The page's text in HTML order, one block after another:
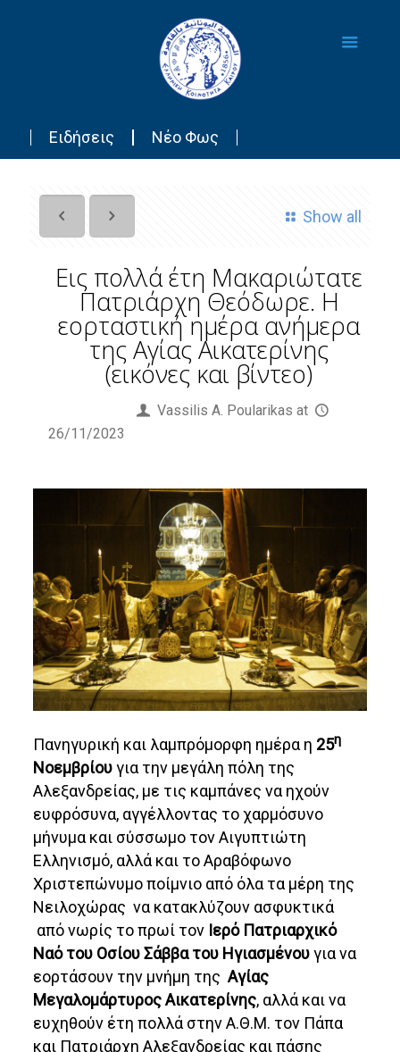
Ειδήσεις Νέο Φως
Show all
Εις πολλά έτη Μακαριώτατε
Πατριάρχη Θεόδωρε. Η
εορταστική ημέρα ανήμερα
της Αγίας Αικατερίνης
(εικόνες και βίντεο)
Vassilis Α. Poularikas at
26/11/2023
Πανηγυρική και λαμπρόμορφη ημέρα η 25η
Νοεμβρίουγια την μεγάλη πόλη της
Αλεξανδρείας, με τις καμπάνες να ηχούν
ευφρόσυνα, αγγέλλοντας το χαρμόσυνο
μήνυμα και σύσσωμο τον Αιγυπτιώτη
Ελληνισμό, αλλά και το Αραβόφωνο
Χριστεπώνυμο ποίμνιο από όλα τα μέρη της
Νειλοχώρας να κατακλύζουν ασφυκτικά
από νωρίς το πρωί τον Ιερό Πατριαρχικό
Ναό του Οσίου Σάββα του Ηγιασμένουγια να
εορτάσουν την μνήμη τηςΑγίας
Μεγαλομάρτυρος Αικατερίνης, αλλά και να
ευχηθούν έτη πολλά στην Α.Θ.Μ. τον Πάπα
και Πατριάρχη Αλεξανδρείας και πάσης